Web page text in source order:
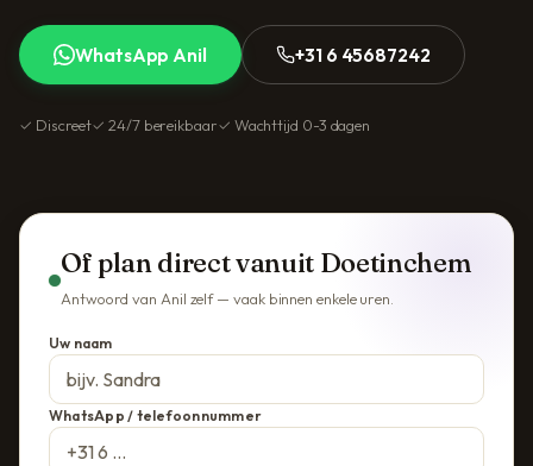
WhatsApp Anil +31 6 45687242
✓ Discreet✓ 24/7 bereikbaar✓ Wachttijd 0-3 dagen
Of plan direct vanuit Doetinchem
Antwoord van Anil zelf — vaak binnen enkele uren.
Uw naam
WhatsApp / telefoonnummer